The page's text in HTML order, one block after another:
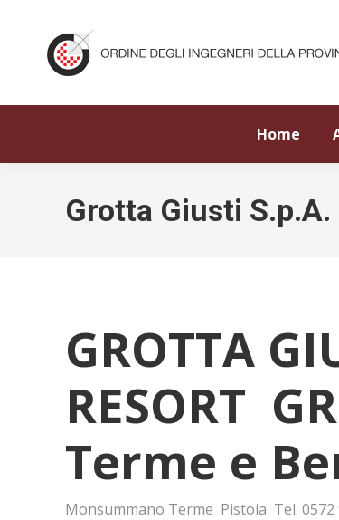
Home
Grotta Giusti S.p.A.
GROTTA
RESORT 
Terme e
Monsummano Terme  Pistoia  Tel. 0572